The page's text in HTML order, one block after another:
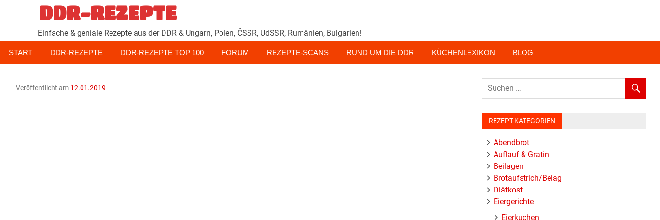
Zum
Inhalt
springen
DDR-REZEPTE
Einfache & geniale Rezepte aus der DDR & Ungarn, Polen, ČSSR, UdSSR, Rumänien, Bulgarien!
START DDR-REZEPTE DDR-REZEPTE TOP 100 FORUM REZEPTE-SCANS RUND UM DIE DDR KÜCHENLEXIKON BLOG
Veröffentlicht am 12.01.2019
REZEPT-KATEGORIEN
Abendbrot
Auflauf & Gratin
Beilagen
Brotaufstrich/Belag
Diätkost
Eiergerichte
Eierkuchen